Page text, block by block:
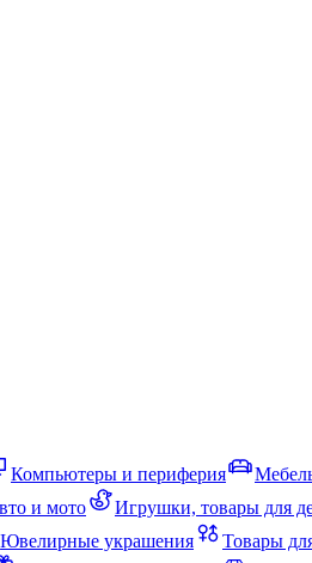
Компьютеры и периферия
и мото Игрушки, товары для
Ювелирные украшения Товары